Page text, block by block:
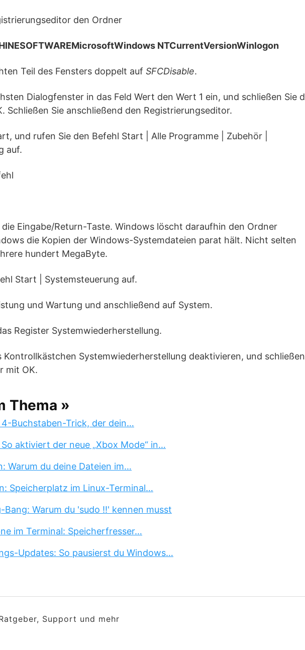
den Ordner
NTCurrentVersionWinlogon
Teil des Fensters doppelt auf SFCDisable.
Dialogfenster in das Feld Wert den Wert 1 ein, und schließen Sie
Schließen Sie anschließend den Registrierungseditor.
und rufen Sie den Befehl Start | Alle Programme | Zubehör |
auf.
Eingabe/Return-Taste. Windows löscht daraufhin den Ordner
die Kopien der Windows-Systemdateien parat hält. Nicht selten
hundert MegaByte.
Start | Systemsteuerung auf.
und Wartung und anschließend auf System.
Register Systemwiederherstellung.
Kontrollkästchen Systemwiederherstellung deaktivieren, und schließen
mit OK.
Thema »
Buchstaben-Trick, der dein…
aktiviert der neue „Xbox Mode“ in…
Warum du deine Dateien im…
Speicherplatz im Linux-Terminal…
Bang: Warum du 'sudo !!' kennen musst
im Terminal: Speicherfresser…
Updates: So pausierst du Windows…
Support und mehr